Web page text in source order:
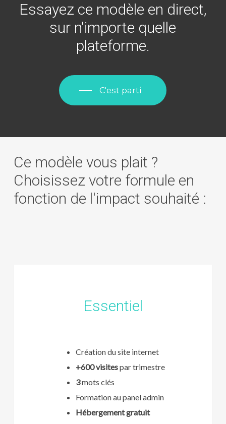
Essayez ce modèle en direct,
sur n'importe quelle
plateforme.
C'est parti
Ce modèle vous plait ?
Choisissez votre formule en
fonction de l'impact souhaité :
Essentiel
Création du site internet
+600 visitespar trimestre
3mots clés
Formation au panel admin
Hébergement gratuit